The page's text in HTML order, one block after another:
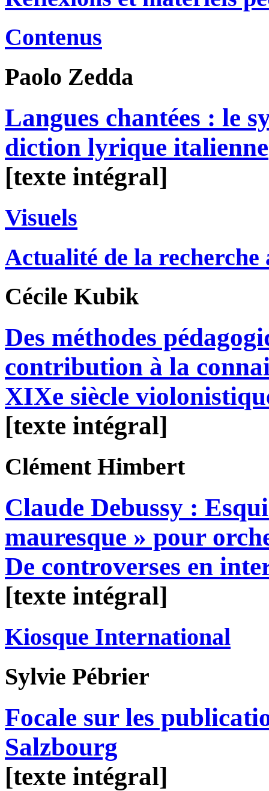
Contenus
Paolo Zedda
Langues chantées : le
diction lyrique italienne
[texte intégral]
Visuels
Actualité de la recherche
Cécile Kubik
Des méthodes
contribution à la
XIXe siècle
[texte intégral]
Clément Himbert
Claude Debussy :
mauresque » pour
De controverses en
[texte intégral]
Kiosque International
Sylvie Pébrier
Focale sur les
Salzbourg
[texte intégral]